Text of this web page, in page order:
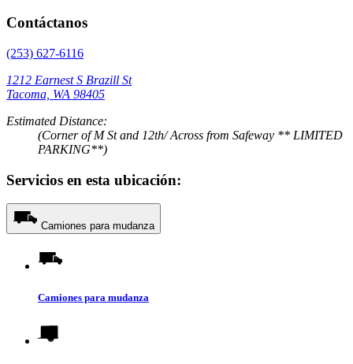
Contáctanos
(253) 627-6116
1212 Earnest S Brazill St
Tacoma, WA 98405
Estimated Distance:
(Corner of M St and 12th/ Across from Safeway ** LIMITED
PARKING**)
Servicios en esta ubicación:
Camiones para mudanza
Camiones para mudanza